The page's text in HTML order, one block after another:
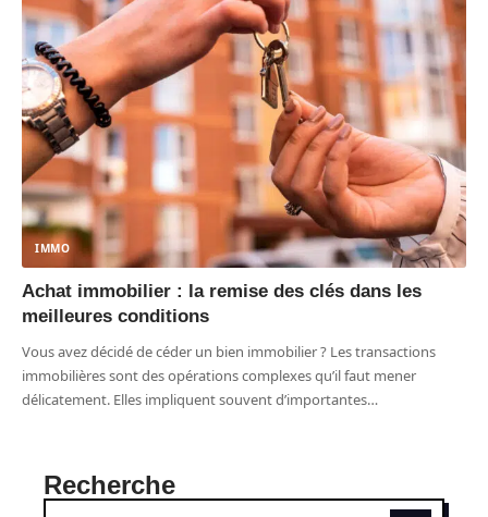
IMMO
Achat immobilier : la remise des clés dans les
meilleures conditions
Vous avez décidé de céder un bien immobilier ? Les transactions
immobilières sont des opérations complexes qu’il faut mener
délicatement. Elles impliquent souvent d’importantes…
Recherche